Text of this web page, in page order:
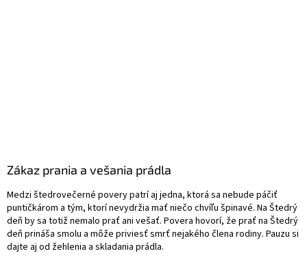
Zákaz prania a vešania prádla
Medzi štedrovečerné povery patrí aj jedna, ktorá sa nebude páčiť
puntičkárom a tým, ktorí nevydržia mať niečo chvíľu špinavé. Na Štedrý
deň by sa totiž nemalo prať ani vešať. Povera hovorí, že prať na Štedrý
deň prináša smolu a môže priviesť smrť nejakého člena rodiny. Pauzu si
dajte aj od žehlenia a skladania prádla.